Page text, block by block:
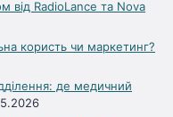
від RadioLance та Nova
користь чи маркетинг?
де медичний